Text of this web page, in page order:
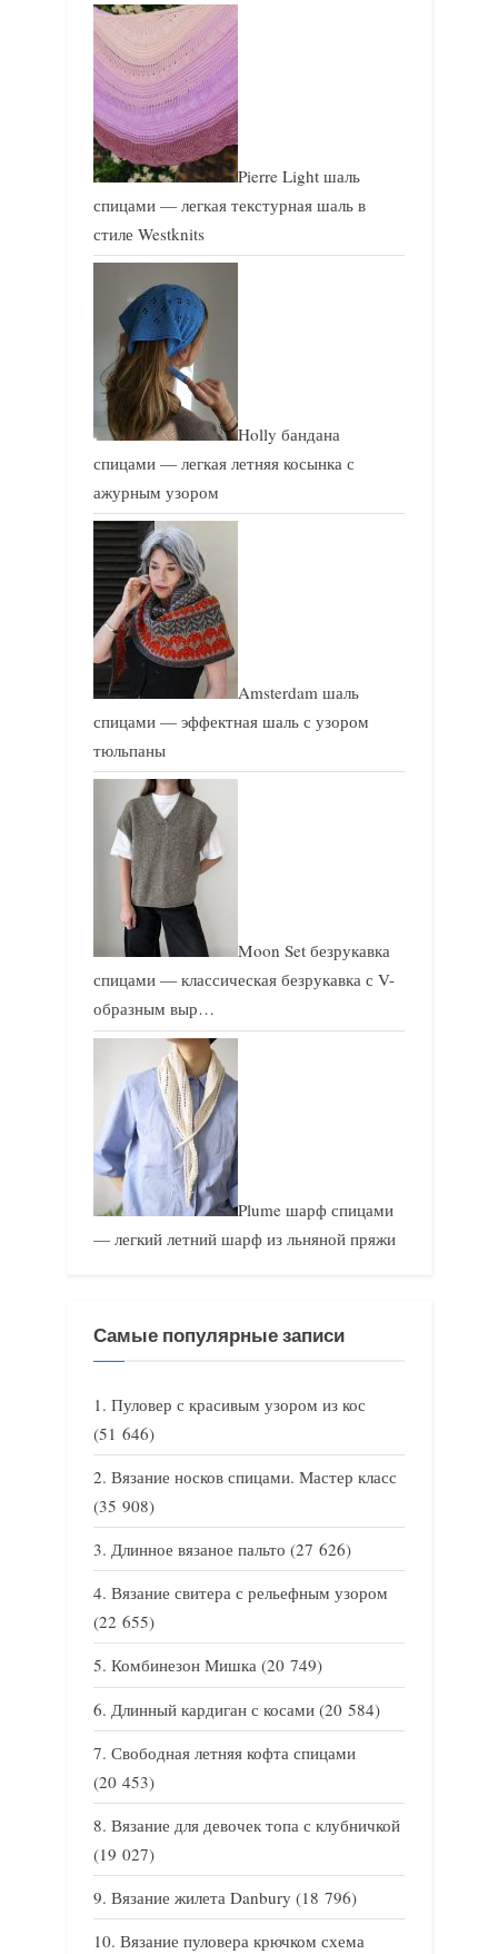
Pierre Light шаль
спицами — легкая текстурная шаль в
стиле Westknits
Holly бандана
спицами — легкая летняя косынка с
ажурным узором
Amsterdam шаль
спицами — эффектная шаль с узором
тюльпаны
Moon Set безрукавка
спицами — классическая безрукавка с V-
образным выр…
Plume шарф спицами
— легкий летний шарф из льняной пряжи
Самые популярные записи
Пуловер с красивым узором из кос
(51 646)
Вязание носков спицами. Мастер класс
(35 908)
Длинное вязаное пальто (27 626)
Вязание свитера с рельефным узором
(22 655)
Комбинезон Мишка (20 749)
Длинный кардиган с косами (20 584)
Свободная летняя кофта спицами
(20 453)
Вязание для девочек топа с клубничкой
(19 027)
Вязание жилета Danbury (18 796)
Вязание пуловера крючком схема